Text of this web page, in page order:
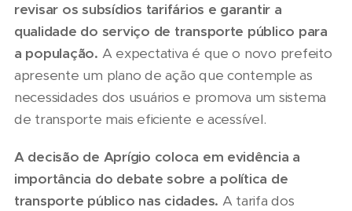
revisar os subsídios tarifários e garantir a
qualidade do serviço de transporte público para
a população. A expectativa é que o novo prefeito
apresente um plano de ação que contemple as
necessidades dos usuários e promova um sistema
de transporte mais eficiente e acessível.
A decisão de Aprígio coloca em evidência a
importância do debate sobre a política de
transporte público nas cidades. A tarifa dos